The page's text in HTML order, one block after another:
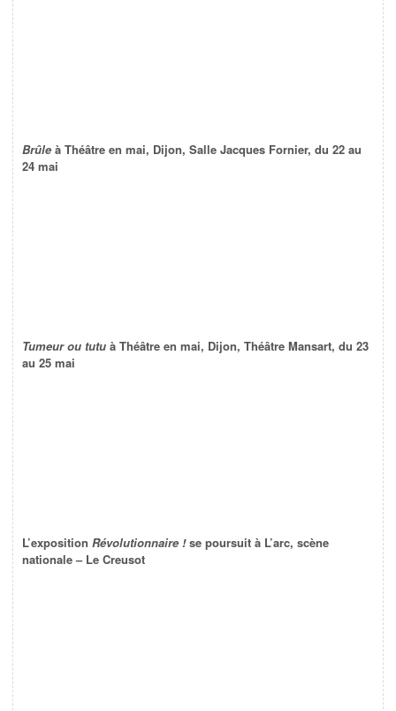
Brûle à Théâtre en mai, Dijon, Salle Jacques Fornier, du 22 au
24 mai
Tumeur ou tutu à Théâtre en mai, Dijon, Théâtre Mansart, du 23
au 25 mai
L’exposition Révolutionnaire !se poursuit à L’arc, scène
nationale – Le Creusot